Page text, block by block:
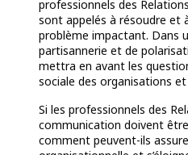
professionnels des
sont appelés à résoudre et
problème impactant. Dans
partisannerie et de
mettra en avant les
sociale des organisations
Si les professionnels des
communication doivent
comment peuvent-ils